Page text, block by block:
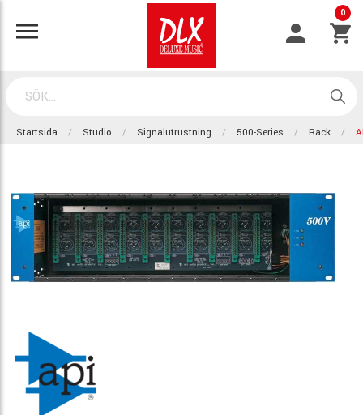
0
Startsida Studio Signalutrustning 500-Series Rack